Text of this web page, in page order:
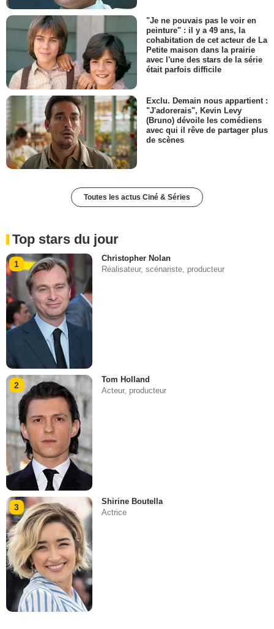
"Je ne pouvais pas le voir en
peinture" : il y a 49 ans, la
cohabitation de cet acteur de La
Petite maison dans la prairie
avec l'une des stars de la série
était parfois difficile
Exclu. Demain nous appartient :
"J'adorerais", Kevin Levy
(Bruno) dévoile les comédiens
avec qui il rêve de partager plus
de scènes
Toutes les actus Ciné & Séries
Top stars du jour
1
Christopher Nolan
Réalisateur, scénariste, producteur
2
Tom Holland
Acteur, producteur
3
Shirine Boutella
Actrice